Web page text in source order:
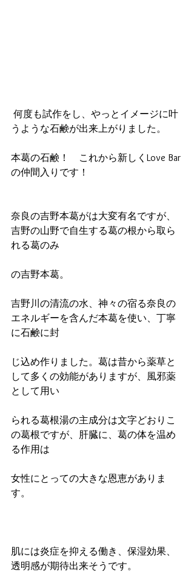
うような石鹸が出来上がりました。
本葛の石鹸！　これから新しくLove Bar
の仲間入りです！
奈良の吉野本葛がは大変有名ですが、
吉野の山野で自生する葛の根から取ら
れる葛のみ
の吉野本葛。
吉野川の清流の水、神々の宿る奈良の
エネルギーを含んだ本葛を使い、丁寧
に石鹸に封
じ込め作りました。葛は昔から薬草と
して多くの効能がありますが、風邪薬
として用い
られる葛根湯の主成分は文字どおりこ
の葛根ですが、肝臓に、葛の体を温め
る作用は
女性にとっての大きな恩恵がありま
す。
肌には炎症を抑える働き、保湿効果、
透明感が期待出来そうです。